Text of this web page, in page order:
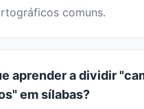
comuns.
aprender a dividir
em sílabas?